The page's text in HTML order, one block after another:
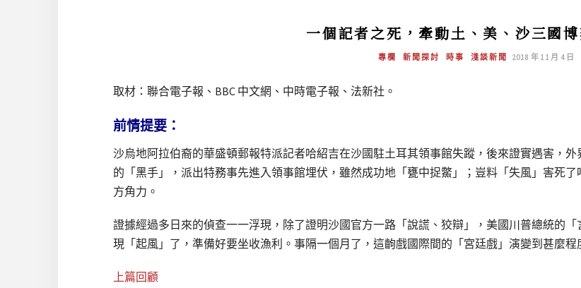
一個記者之死，牽動土、美、沙三國博
專欄 新聞探討 時事 淺談新聞 2018 年 11 月 4 日
取材：聯合電子報、BBC 中文網、中時電子報、法新社。
前情提要：
沙烏地阿拉伯裔的華盛頓郵報特派記者哈紹吉在沙國駐土耳其領事館失蹤，後來證實遇害，
的「黑手」，派出特務事先進入領事館埋伏，雖然成功地「甕中捉鱉」；豈料「失風」害死
方角力。
證據經過多日來的偵查一一浮現，除了證明沙國官方一路「說謊、狡辯」，美國川普總統的
現「起風」了，準備好要坐收漁利。事隔一個月了，這齣戲國際間的「宮廷戲」演變到甚麼程
上篇回顧